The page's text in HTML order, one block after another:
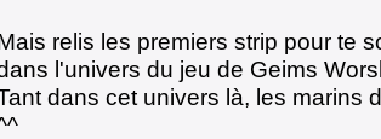
relis les premiers strip pour te
l'univers du jeu de Geims
dans cet univers là, les marins